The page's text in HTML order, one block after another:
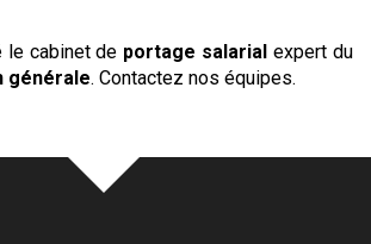
le cabinet de portage salarial expert du
générale. Contactez nos équipes.